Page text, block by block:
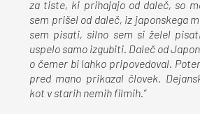
za tiste, ki prihajajo od daleč, so
sem prišel od daleč, iz japonskega
sem pisati, silno sem si želel
uspelo samo izgubiti. Daleč od
o čemer bi lahko pripovedoval.
pred mano prikazal človek.
kot v starih nemih filmih.”